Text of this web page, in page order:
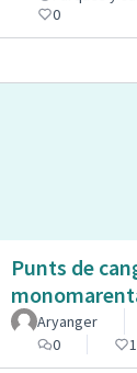
0
Punts de
Aryanger
0
1